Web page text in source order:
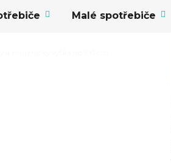
Malé spotřebiče